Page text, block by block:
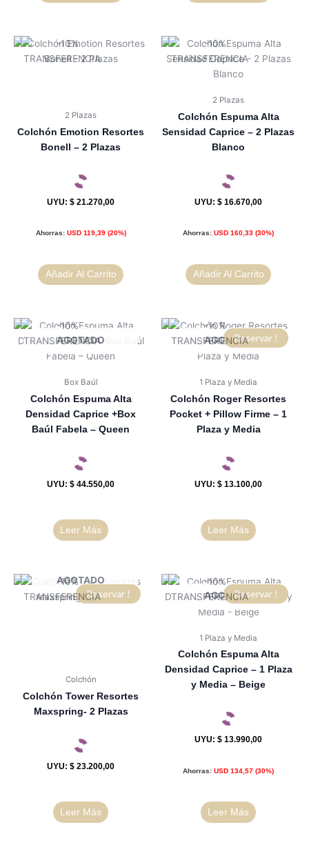
2 Plazas
Colchón Emotion Resortes
Bonell – 2 Plazas
UYU: $ 21.270,00
Ahorras: USD119,39 (20%)
Añadir Al Carrito
2 Plazas
Colchón Espuma Alta
Sensidad Caprice – 2 Plazas
Blanco
UYU: $ 16.670,00
Ahorras: USD 160,33 (30%)
Añadir Al Carrito
AGOTADO
Box Baúl
Colchón Espuma Alta
Densidad Caprice +Box
Baúl Fabela – Queen
UYU: $ 44.550,00
Leer Más
Reservar !
AGOTADO
1 Plaza y Media
Colchón Roger Resortes
Pocket + Pillow Firme – 1
Plaza y Media
UYU: $ 13.100,00
Leer Más
Reservar !
AGOTADO
Colchón
Colchón Tower Resortes
Maxspring- 2 Plazas
UYU: $ 23.200,00
Leer Más
Reservar !
AGOTADO
1 Plaza y Media
Colchón Espuma Alta
Densidad Caprice – 1 Plaza
y Media – Beige
UYU: $ 13.990,00
Ahorras: USD 134,57 (30%)
Leer Más